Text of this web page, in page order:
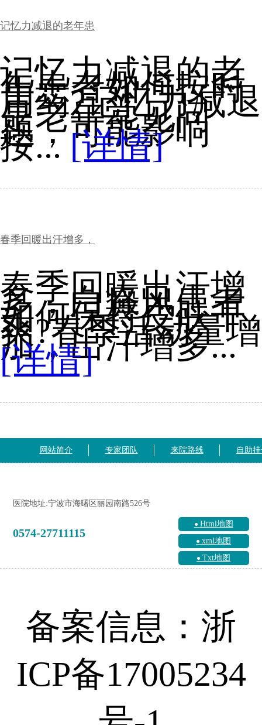
记忆力减退的老年患
记忆力减退的老
年患者如何按时
用药?记忆力减退
是老年常见问
题，可能影响
按... [详情]
春季回暖出汗增多，
春季回暖出汗增
多，白癜风患者
如何保持皮肤干
爽?春季活动量增
加，出汗增多...
[详情]
网站简介 专家团队 来院路线 自助
医院地址:宁波市海曙区丽园南路526号
0574-27711115
Html地图
xml地图
Txt地图
备案信息：浙
ICP备17005234